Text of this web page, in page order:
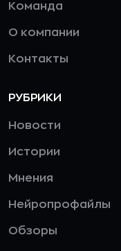
Команда
О компании
Контакты
РУБРИКИ
Новости
Истории
Мнения
Нейропрофайлы
Обзоры